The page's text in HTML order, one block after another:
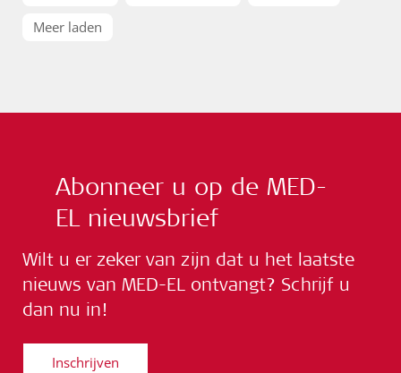
Meer laden
Abonneer u op de MED-
EL nieuwsbrief
Wilt u er zeker van zijn dat u het laatste
nieuws van MED-EL ontvangt? Schrijf u
dan nu in!
Inschrijven